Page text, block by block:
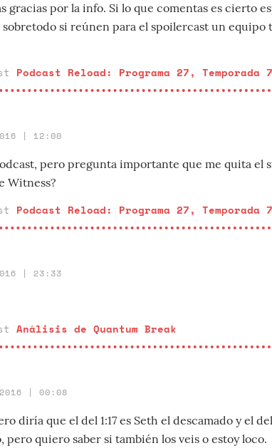
gracias por la info. Si lo que comentas es cierto
si reúnen para el spoilercast un equipo
Podcast Reload: Programa 27, Temporada 7
| 12:00
pero pregunta importante que me quita el
Witness?
Podcast Reload: Programa 27, Temporada 7
| 23:33
Análisis de Quantum Break
2016 | 00:08
diría que el del 1:17 es Seth el descamado y el
pero quiero saber si también los veis o estoy loco.